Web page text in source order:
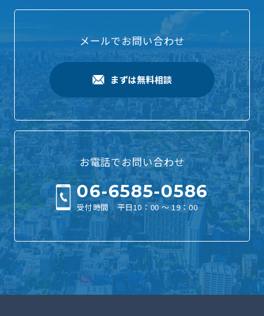
メールでお問い合わせ
まずは無料相談
お電話でお問い合わせ
06-6585-0586
受付時間 平日10：00 ～ 19：00